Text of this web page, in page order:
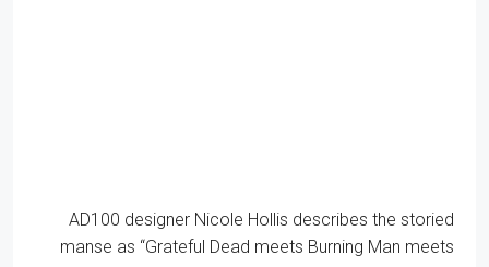
AD100 designer Nicole Hollis describes the storied
manse as “Grateful Dead meets Burning Man meets